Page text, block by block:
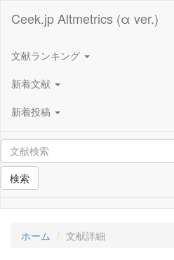
Ceek.jp Altmetrics (α ver.)
文献ランキング
新着文献
新着投稿
検索
ホーム 文献詳細